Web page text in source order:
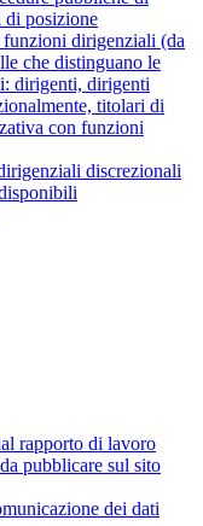
di posizione
dirigenziali (da
che distinguano le
dirigenti, dirigenti
titolari di
con funzioni
discrezionali
rapporto di lavoro
pubblicare sul sito
dei dati